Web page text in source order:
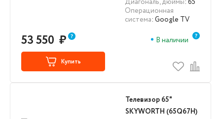
Диагональ, дюймы: 65
Операционная
система: Google TV
53 550 ₽ В наличии
Купить
Телевизор 65"
SKYWORTH (65Q67H)